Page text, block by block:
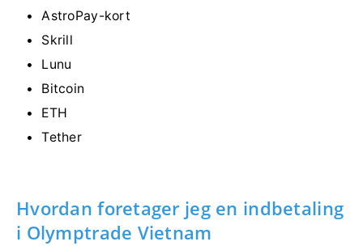
AstroPay-kort
Skrill
Lunu
Bitcoin
ETH
Tether
Hvordan foretager jeg en indbetaling
i Olymptrade Vietnam